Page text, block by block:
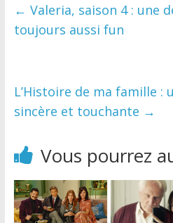
← Valeria, saison 4 : une
toujours aussi fun
L’Histoire de ma famille :
sincère et touchante →
Vous pourrez